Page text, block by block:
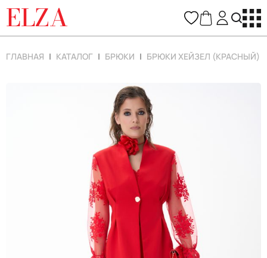
ELZA
ГЛАВНАЯ КАТАЛОГ БРЮКИ БРЮКИ ХЕЙЗЕЛ (КРАСНЫЙ)